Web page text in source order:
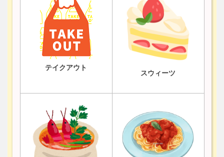
テイクアウト
スウィーツ